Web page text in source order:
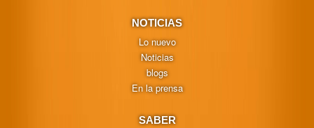
NOTICIAS
Lo nuevo
Noticias
blogs
En la prensa
SABER